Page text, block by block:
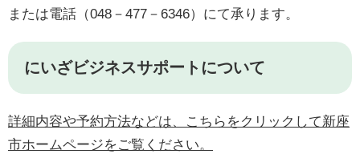
または電話（048－477－6346）にて承ります。
にいざビジネスサポートについて
詳細内容や予約方法などは、こちらをクリックして新座
市ホームページをご覧ください。